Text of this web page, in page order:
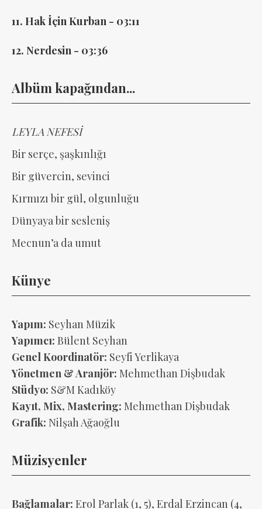
11. Hak İçin Kurban - 03:11
12. Nerdesin - 03:36
Albüm kapağından...
LEYLA NEFESİ
Bir serçe, şaşkınlığı
Bir güvercin, sevinci
Kırmızı bir gül, olgunluğu
Dünyaya bir sesleniş
Mecnun’a da umut
Künye
Yapım: Seyhan Müzik
Yapımcı: Bülent Seyhan
Genel Koordinatör: Seyfi Yerlikaya
Yönetmen & Aranjör: Mehmethan Dişbudak
Stüdyo: S&M Kadıköy
Kayıt, Mix, Mastering: Mehmethan Dişbudak
Grafik: Nilşah Ağaoğlu
Müzisyenler
Bağlamalar: Erol Parlak (1, 5), Erdal Erzincan (4,